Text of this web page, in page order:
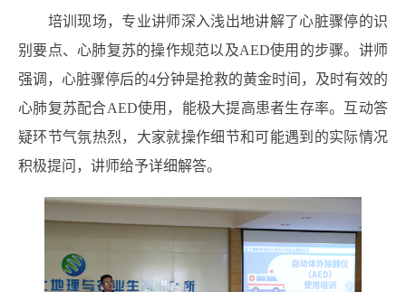
培训现场，专业讲师深入浅出地讲解了心脏骤停的识
别要点、心肺复苏的操作规范以及AED使用的步骤。讲师
强调，心脏骤停后的4分钟是抢救的黄金时间，及时有效的
心肺复苏配合AED使用，能极大提高患者生存率。互动答
疑环节气氛热烈，大家就操作细节和可能遇到的实际情况
积极提问，讲师给予详细解答。